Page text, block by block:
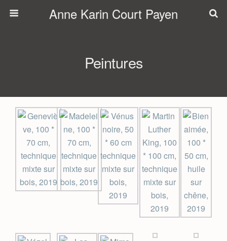
Anne Karin Court Payen
Peintures